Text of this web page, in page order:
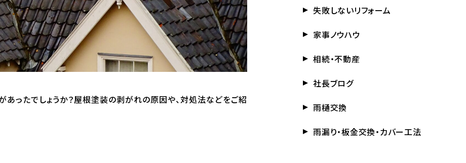
ったでしょうか？屋根塗装の剥がれの原因や、対処法などをご紹
失敗しないリフォーム
家事ノウハウ
相続・不動産
社長ブログ
雨樋交換
雨漏り・板金交換・カバー工法